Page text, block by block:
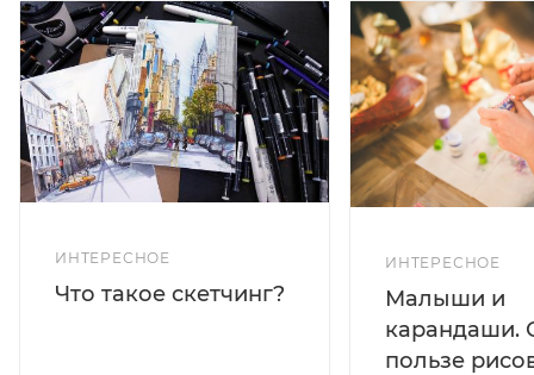
ИНТЕРЕСНОЕ
Что такое скетчинг?
ИНТЕРЕСНОЕ
Малыши и
карандаши.
пользе